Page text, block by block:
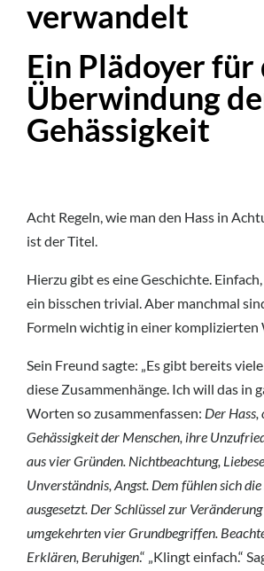
verwandelt
Ein Plädoyer für
Überwindung
Gehässigkeit
Acht Regeln, wie man den Hass in
ist der Titel.
Hierzu gibt es eine Geschichte.
ein bisschen trivial. Aber manchmal
Formeln wichtig in einer komplizierten
Sein Freund sagte: „Es gibt bereits
diese Zusammenhänge. Ich will das in
Worten so zusammenfassen: Der Hass,
Gehässigkeit der Menschen, ihre
aus vier Gründen. Nichtbeachtung,
Unverständnis, Angst. Dem fühlen sich
ausgesetzt. Der Schlüssel zur
umgekehrten vier Grundbegriffen.
Erklären, Beruhigen.“ „Klingt einfach.“